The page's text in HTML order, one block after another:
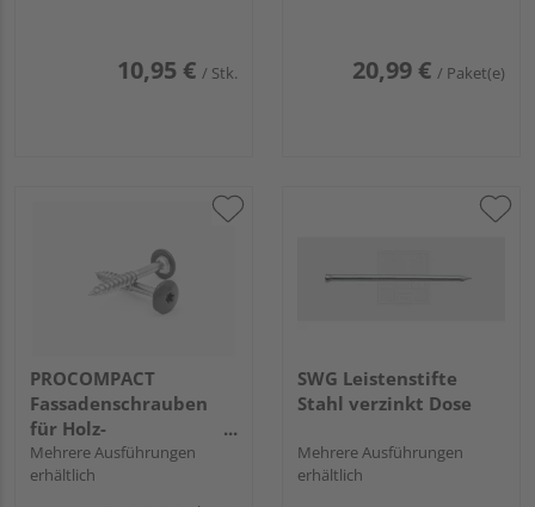
10,95 € / Stk. 20,99 € / Paket(e)
PROCOMPACT
Fassadenschrauben
für Holz-
Unterkonstruktion,
Edelstahl A2/A4,
Mehrere Ausführungen
erhältlich
SWG Leistenstifte
Stahl verzinkt Dose
Mehrere Ausführungen
erhältlich